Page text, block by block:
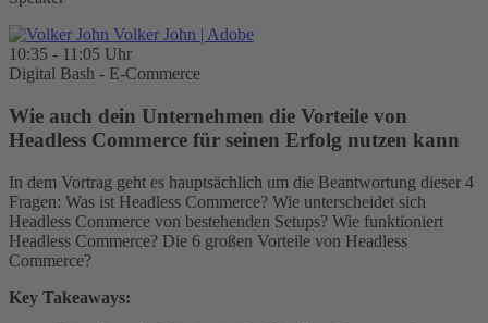
Volker John | Adobe
10:35 - 11:05 Uhr
Digital Bash - E-Commerce
Wie auch dein Unternehmen die Vorteile von
Headless Commerce für seinen Erfolg nutzen kann
In dem Vortrag geht es hauptsächlich um die Beantwortung dieser 4
Fragen: Was ist Headless Commerce? Wie unterscheidet sich
Headless Commerce von bestehenden Setups? Wie funktioniert
Headless Commerce? Die 6 großen Vorteile von Headless
Commerce?
Key Takeaways: